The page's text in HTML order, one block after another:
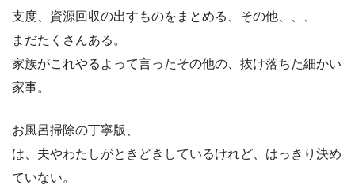
支度、資源回収の出すものをまとめる、その他、、、
まだたくさんある。
家族がこれやるよって言ったその他の、抜け落ちた細かい
家事。
お風呂掃除の丁寧版、
は、夫やわたしがときどきしているけれど、はっきり決め
ていない。